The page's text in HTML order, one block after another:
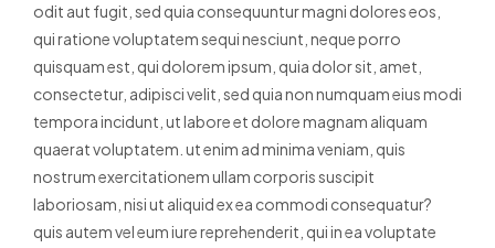
odit aut fugit, sed quia consequuntur magni dolores eos,
qui ratione voluptatem sequi nesciunt, neque porro
quisquam est, qui dolorem ipsum, quia dolor sit, amet,
consectetur, adipisci velit, sed quia non numquam eius modi
tempora incidunt, ut labore et dolore magnam aliquam
quaerat voluptatem. ut enim ad minima veniam, quis
nostrum exercitationem ullam corporis suscipit
laboriosam, nisi ut aliquid ex ea commodi consequatur?
quis autem vel eum iure reprehenderit, qui in ea voluptate